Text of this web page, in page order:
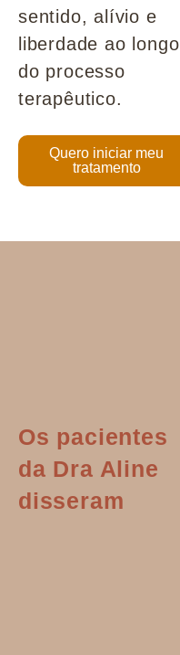
sentido, alívio e
liberdade ao longo
do processo
terapêutico.
Quero iniciar meu
tratamento
Os pacientes
da Dra Aline
disseram